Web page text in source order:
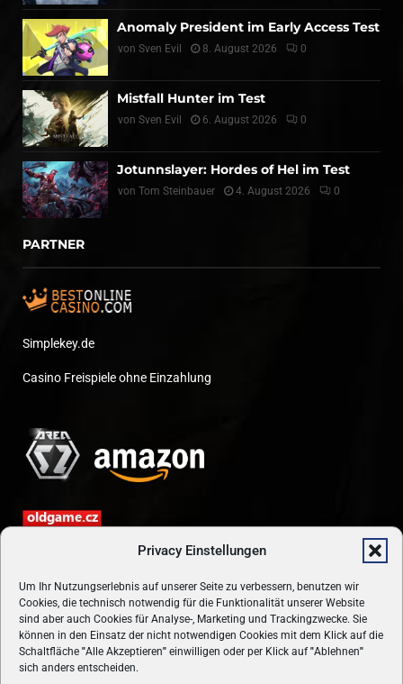
Privacy Einstellungen
Um Ihr Nutzungserlebnis auf unserer Seite zu verbessern, benutzen wir
Cookies, die technisch notwendig für die Funktionalität unserer Website
sind aber auch Cookies für Analyse-, Marketing und Trackingzwecke. Sie
können in den Einsatz der nicht notwendigen Cookies mit dem Klick auf die
Schaltfläche "Alle Akzeptieren" einwilligen oder per Klick auf"Ablehnen"
sich anders entscheiden.
Anomaly President im Early Access Test
von Sven Evil 8. August 2026 0
Mistfall Hunter im Test
von Sven Evil 6. August 2026 0
Jotunnslayer: Hordes of Hel im Test
von Tom Steinbauer 4. August 2026 0
PARTNER
Simplekey.de
Casino Freispiele ohne Einzahlung